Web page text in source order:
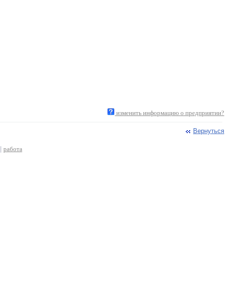
изменить информацию о предприятии?
Вернуться
работа